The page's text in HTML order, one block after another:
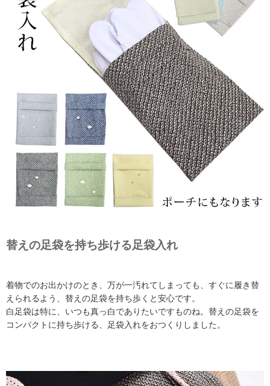
替えの足袋を持ち歩ける足袋入れ
着物でのお出かけのとき、万が一汚れてしまっても、すぐに履き替
えられるよう、替えの足袋を持ち歩くと安心です。
白足袋は特に、いつも真っ白でありたいですものね。替えの足袋を
コンパクトに持ち歩ける、足袋入れをおつくりしました。